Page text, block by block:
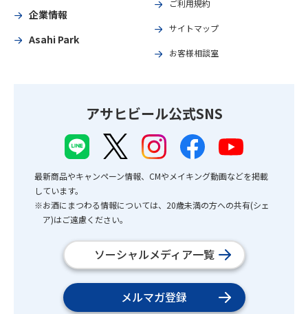
企業情報
Asahi Park
ご利用規約
サイトマップ
お客様相談室
アサヒビール公式SNS
最新商品やキャンペーン情報、CMやメイキング動画などを掲載
しています。
※お酒にまつわる情報については、20歳未満の方への共有(シェ
ア)はご遠慮ください。
ソーシャルメディア一覧
メルマガ登録